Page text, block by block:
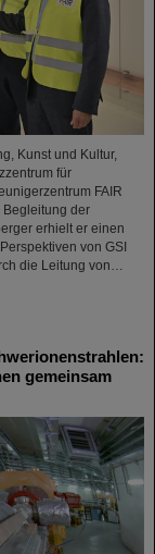
Kunst und Kultur,
für
FAIR
Begleitung der
erhielt er einen
von GSI
die Leitung von…
gemeinsam